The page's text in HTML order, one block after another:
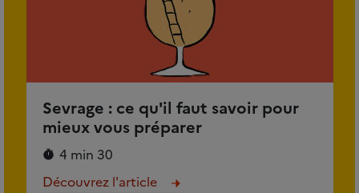
Sevrage : ce qu'il faut savoir pour
mieux vous préparer
4 min 30
Découvrez l'article